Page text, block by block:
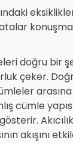
doğru bir
çeker.
cümle
akışını